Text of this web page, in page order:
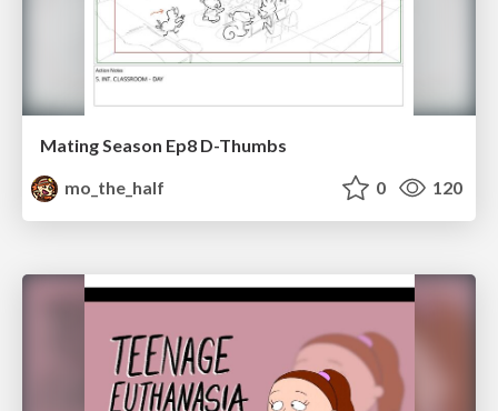
Mating Season Ep8 D-Thumbs
mo_the_half
0 120